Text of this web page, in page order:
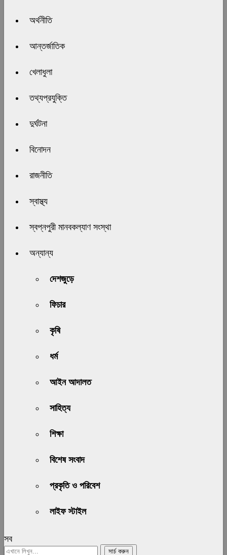
অর্থনীতি
আন্তর্জাতিক
খেলাধুলা
তথ্যপ্রযুক্তি
দুর্ঘটনা
বিনোদন
রাজনীতি
স্বাস্থ্য
স্বপ্নপুরী মানবকল্যাণ সংস্থা
অন্যান্য
দেশজুড়ে
ফিচার
কৃষি
ধর্ম
আইন আদালত
সাহিত্য
শিক্ষা
বিশেষ সংবাদ
প্রকৃতি ও পরিবেশ
লাইফ স্টাইল
সব